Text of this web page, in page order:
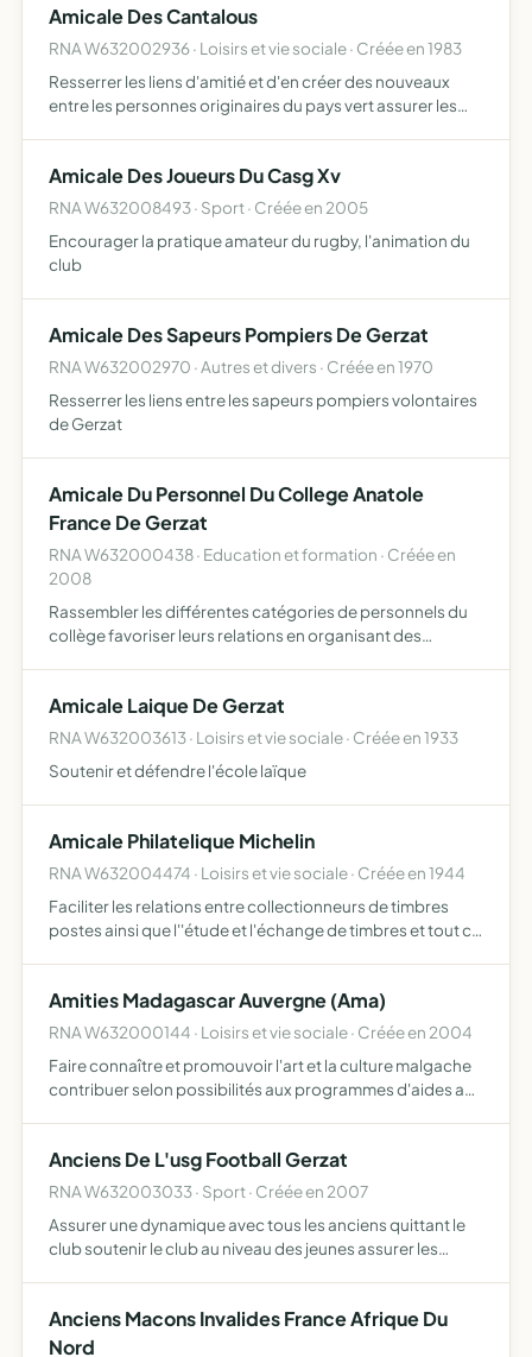
Amicale Des Cantalous
RNA W632002936 · Loisirs et vie sociale · Créée en 1983
Resserrer les liens d'amitié et d'en créer des nouveaux
entre les personnes originaires du pays vert assurer les
activ…
Amicale Des Joueurs Du Casg Xv
RNA W632008493 · Sport · Créée en 2005
Encourager la pratique amateur du rugby, l'animation du
club
Amicale Des Sapeurs Pompiers De Gerzat
RNA W632002970 · Autres et divers · Créée en 1970
Resserrer les liens entre les sapeurs pompiers volontaires
de Gerzat
Amicale Du Personnel Du College Anatole
France De Gerzat
RNA W632000438 · Education et formation · Créée en
2008
Rassembler les différentes catégories de personnels du
collège favoriser leurs relations en organisant des
…
Amicale Laique De Gerzat
RNA W632003613 · Loisirs et vie sociale · Créée en 1933
Soutenir et défendre l'école laïque
Amicale Philatelique Michelin
RNA W632004474 · Loisirs et vie sociale · Créée en 1944
Faciliter les relations entre collectionneurs de timbres
postes ainsi que l''étude et l'échange de timbres et tout ce
Amities Madagascar Auvergne (Ama)
RNA W632000144 · Loisirs et vie sociale · Créée en 2004
Faire connaître et promouvoir l'art et la culture malgache
contribuer selon possibilités aux programmes d'aides au
Anciens De L'usg Football Gerzat
RNA W632003033 · Sport · Créée en 2007
Assurer une dynamique avec tous les anciens quittant le
club soutenir le club au niveau des jeunes assurer les
Anciens Macons Invalides France Afrique Du
Nord